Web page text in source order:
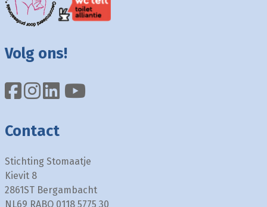
Volg ons!
Contact
Stichting Stomaatje
Kievit 8
2861ST Bergambacht
NL69 RABO 0118 5775 30